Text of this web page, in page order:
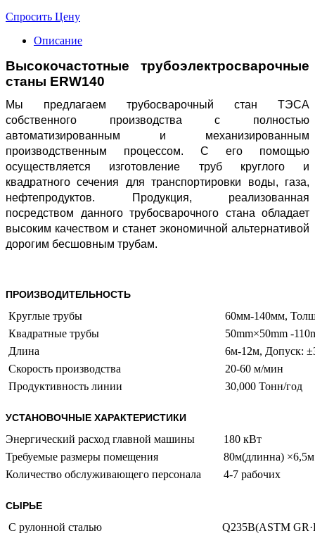
Спросить Цену
Описание
Высокочастотные трубоэлектросварочные
станы ERW140
Мы предлагаем трубосварочный стан ТЭСА
собственного производства с полностью
автоматизированным и механизированным
производственным процессом. С его помощью
осуществляется изготовление труб круглого и
квадратного сечения для транспортировки воды, газа,
нефтепродуктов. Продукция, реализованная
посредством данного трубосварочного стана обладает
высоким качеством и станет экономичной альтернативой
дорогим бесшовным трубам.
ПРОИЗВОДИТЕЛЬНОСТЬ
Круглые трубы
60мм-140мм,
Квадратные трубы
50mm×50mm -
Длина
6м-12м, Допуск:
Скорость производства
20-60 м/мин
Продуктивность линии
30,000 Тонн/год
УСТАНОВОЧНЫЕ ХАРАКТЕРИСТИКИ
Энергический расход главной машины
180 кВт
Требуемые размеры помещения
80м(длинна)
Количество обслуживающего персонала
4-7 рабочих
СЫРЬЕ
С рулонной сталью
Q235B(ASTM